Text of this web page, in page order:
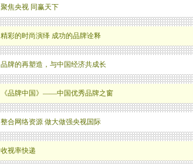
聚焦央视 同赢天下
精彩的时尚演绎 成功的品牌诠释
品牌的再塑造，与中国经济共成长
《品牌中国》——中国优秀品牌之窗
整合网络资源 做大做强央视国际
收视率快递